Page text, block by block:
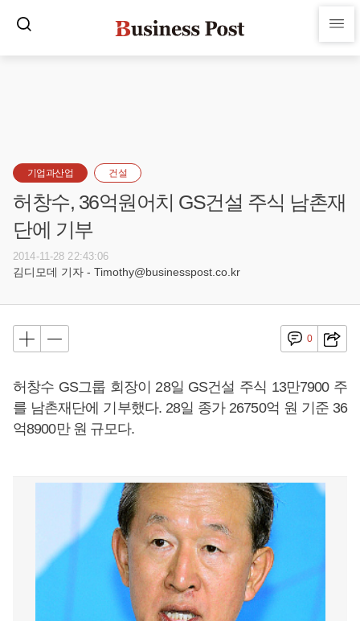
기업과산업 건설
허창수, 36억원어치 GS건설 주식 남촌재
단에 기부
2014-11-28 22:43:06
김디모데 기자 - Timothy@businesspost.co.kr
0
허창수 GS그룹 회장이 28일 GS건설 주식 13만7900 주
를 남촌재단에 기부했다. 28일 종가 26750억 원 기준 36
억8900만 원 규모다.